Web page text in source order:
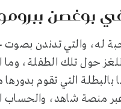
بوغصن
له، والتي تدندن
حول تلك الطفلة،
بالبطلة التي تقوم
منصة شاهد،